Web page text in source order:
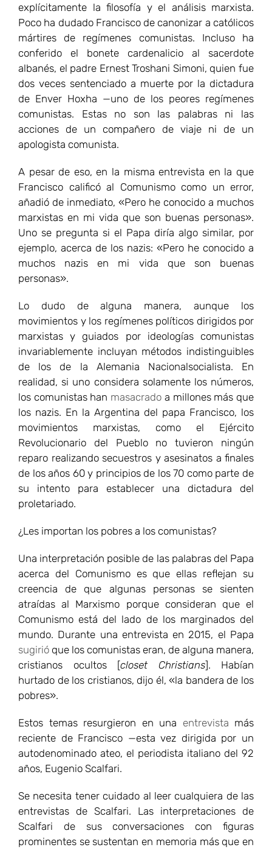
explícitamente la filosofía y el análisis marxista.
Poco ha dudado Francisco de canonizar a católicos
mártires de regímenes comunistas. Incluso ha
conferido el bonete cardenalicio al sacerdote
albanés, el padre Ernest Troshani Simoni, quien fue
dos veces sentenciado a muerte por la dictadura
de Enver Hoxha —uno de los peores regímenes
comunistas. Estas no son las palabras ni las
acciones de un compañero de viaje ni de un
apologista comunista.
A pesar de eso, en la misma entrevista en la que
Francisco calificó al Comunismo como un error,
añadió de inmediato, «Pero he conocido a muchos
marxistas en mi vida que son buenas personas».
Uno se pregunta si el Papa diría algo similar, por
ejemplo, acerca de los nazis: «Pero he conocido a
muchos nazis en mi vida que son buenas
personas».
Lo dudo de alguna manera, aunque los
movimientos y los regímenes políticos dirigidos por
marxistas y guiados por ideologías comunistas
invariablemente incluyan métodos indistinguibles
de los de la Alemania Nacionalsocialista. En
realidad, si uno considera solamente los números,
los comunistas han masacrado a millones más que
los nazis. En la Argentina del papa Francisco, los
movimientos marxistas, como el Ejército
Revolucionario del Pueblo no tuvieron ningún
reparo realizando secuestros y asesinatos a finales
de los años 60 y principios de los 70 como parte de
su intento para establecer una dictadura del
proletariado.
¿Les importan los pobres a los comunistas?
Una interpretación posible de las palabras del Papa
acerca del Comunismo es que ellas reflejan su
creencia de que algunas personas se sienten
atraídas al Marxismo porque consideran que el
Comunismo está del lado de los marginados del
mundo. Durante una entrevista en 2015, el Papa
sugirió que los comunistas eran, de alguna manera,
cristianos ocultos [closet Christians]. Habían
hurtado de los cristianos, dijo él, «la bandera de los
pobres».
Estos temas resurgieron en una entrevista más
reciente de Francisco —esta vez dirigida por un
autodenominado ateo, el periodista italiano del 92
años, Eugenio Scalfari.
Se necesita tener cuidado al leer cualquiera de las
entrevistas de Scalfari. Las interpretaciones de
Scalfari de sus conversaciones con figuras
prominentes se sustentan en memoria más que en